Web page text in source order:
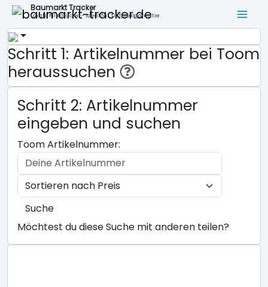
Baumarkt Tracker
Lokale Filialsuche - ideal für Tiefpreisgarantie
Schritt 1: Artikelnummer bei Toom
heraussuchen
Schritt 2: Artikelnummer
eingeben und suchen
Toom Artikelnummer:
Suche
Möchtest du diese Suche mit anderen teilen?